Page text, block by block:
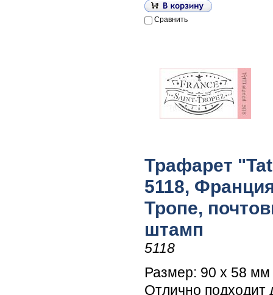
Сравнить
Трафарет
5118,
Тропе,
штамп
5118
Размер: 90 х 58 мм
Отлично подходит